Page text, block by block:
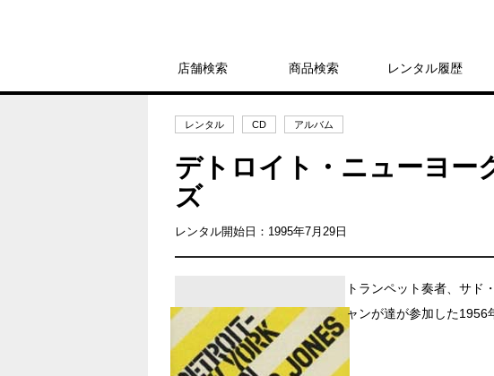
店舗検索 商品検索 レンタル履歴
レンタル CD アルバム
デトロイト・ニューヨ
ズ
レンタル開始日：1995年7月29日
トランペット奏者、サド
ャンが達が参加した1956